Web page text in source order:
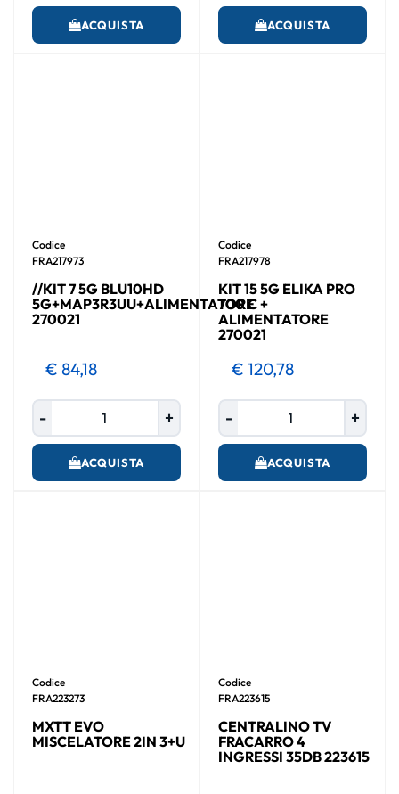
ACQUISTA ACQUISTA
Codice
FRA217973
//KIT 7 5G BLU10HD
5G+MAP3R3UU+ALIMENTATORE
270021
€ 84,18
ACQUISTA
Codice
FRA217978
KIT 15 5G ELIKA PRO
700 C +
ALIMENTATORE
270021
€ 120,78
ACQUISTA
Codice
FRA223273
MXTT EVO
MISCELATORE 2IN 3+U
Codice
FRA223615
CENTRALINO TV
FRACARRO 4
INGRESSI 35DB 223615